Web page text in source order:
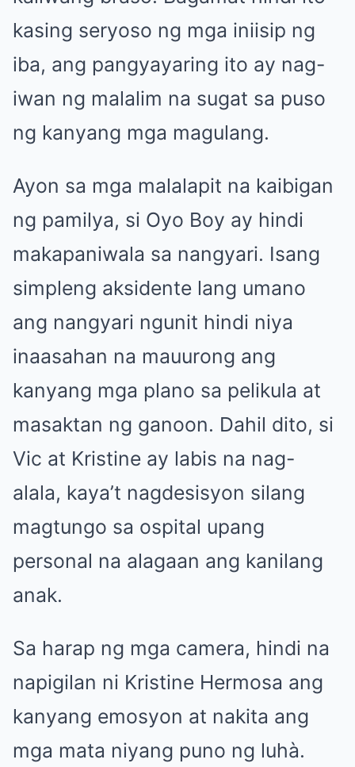
kasing seryoso ng mga iniisip ng
iba, ang pangyayaring ito ay nag-
iwan ng malalim na sugat sa puso
ng kanyang mga magulang.
Ayon sa mga malalapit na kaibigan
ng pamilya, si Oyo Boy ay hindi
makapaniwala sa nangyari. Isang
simpleng aksidente lang umano
ang nangyari ngunit hindi niya
inaasahan na mauurong ang
kanyang mga plano sa pelikula at
masaktan ng ganoon. Dahil dito, si
Vic at Kristine ay labis na nag-
alala, kaya’t nagdesisyon silang
magtungo sa ospital upang
personal na alagaan ang kanilang
anak.
Sa harap ng mga camera, hindi na
napigilan ni Kristine Hermosa ang
kanyang emosyon at nakita ang
mga mata niyang puno ng luhà.